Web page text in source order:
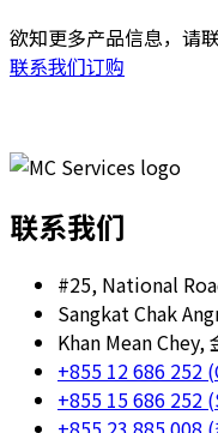
欲知更多产品信息，请
联系我们订购
联系我们
#25, National
Sangkat Chak
Khan Mean Chey,
+855 12 686 252
+855 15 686 252